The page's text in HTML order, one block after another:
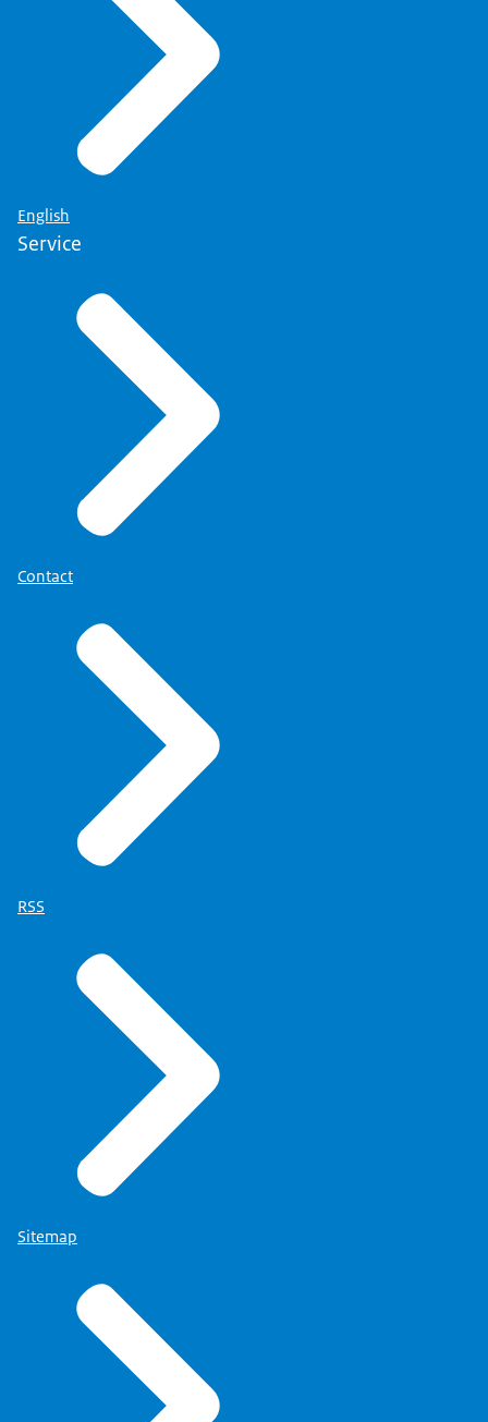
uw gegevens uit onze systemen verwijderd.
Wat zijn uw rechten?
Meer informatie over uw rechten vindt u op de
pagina
'Privacy' (link opent in nieuw tabblad)
English
Service
Contact
RSS
Sitemap